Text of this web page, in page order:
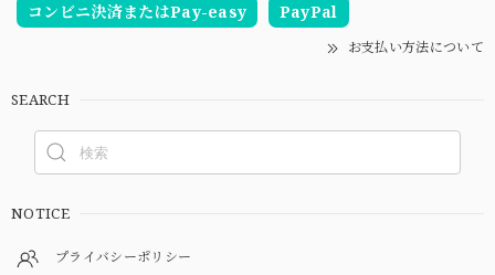
コンビニ決済またはPay-easy PayPal
お支払い方法について
SEARCH
NOTICE
プライバシーポリシー